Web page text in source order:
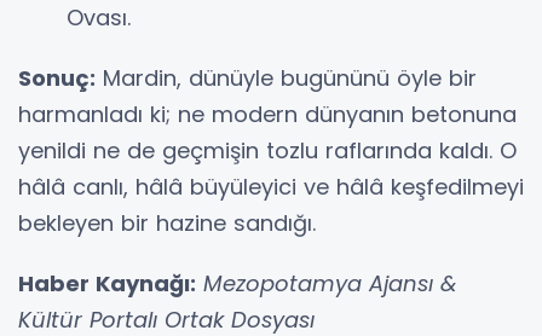
Ovası.
Sonuç: Mardin, dünüyle bugününü öyle bir
harmanladı ki; ne modern dünyanın betonuna
yenildi ne de geçmişin tozlu raflarında kaldı. O
hâlâ canlı, hâlâ büyüleyici ve hâlâ keşfedilmeyi
bekleyen bir hazine sandığı.
Haber Kaynağı: Mezopotamya Ajansı &
Kültür Portalı Ortak Dosyası